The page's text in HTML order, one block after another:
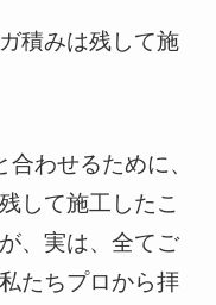
積みは残して施
わせるために、
して施工したこ
、実は、全てご
たちプロから拝